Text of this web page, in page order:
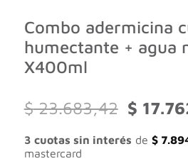
Combo adermicina
humectante + agua
X400ml
$23.683,42
El
precio
original
era:
$
3 cuotas sin interés de $
mastercard